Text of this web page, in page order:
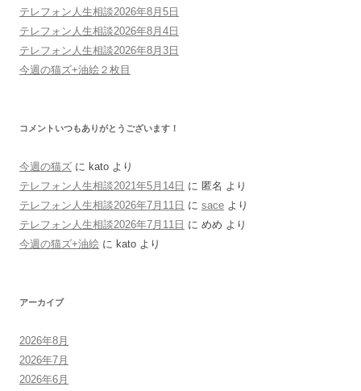
テレフォン人生相談2026年8月5日
テレフォン人生相談2026年8月4日
テレフォン人生相談2026年8月3日
今週の猫ズ+油絵２枚目
コメントいつもありがとうございます！
今週の猫ズ に kato より
テレフォン人生相談2021年5月14日 に 匿名 より
テレフォン人生相談2026年7月11日 に sace より
テレフォン人生相談2026年7月11日 に めめ より
今週の猫ズ+油絵 に kato より
アーカイブ
2026年8月
2026年7月
2026年6月